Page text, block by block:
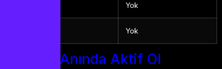
Yok
Yok
Adım 4: Anında Aktif Ol